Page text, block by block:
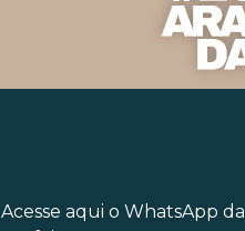
Acesse aqui o WhatsApp da